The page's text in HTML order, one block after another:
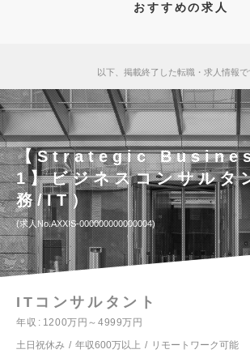
おすすめの求人
以下、掲載終了した転職・求人情報で
【Strategic
1】ビジネスコンサルタ
務/IT）
求人No.AXXIS-000000000000004
ITコンサルタント
年収
1200万円～4999万円
土日祝休み
年収600万以上 リモートワーク可能